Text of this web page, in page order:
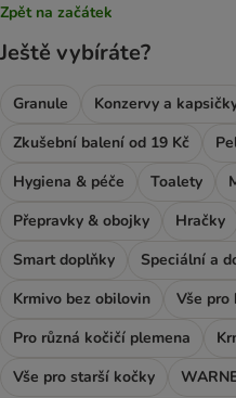
Zpět na začátek
Ještě vybíráte?
Granule Konzervy a
Zkušební balení od 19 Kč
Hygiena & péče
Toalety
Přepravky & obojky
Hračky
Smart doplňky
Speciální a
Krmivo bez obilovin
Vše pro
Pro různá kočičí plemena
Vše pro starší kočky